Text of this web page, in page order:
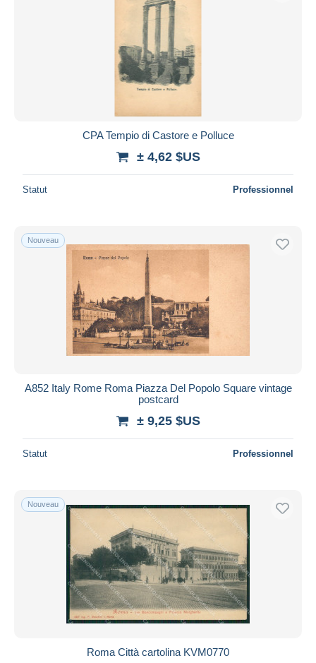
CPA Tempio di Castore e Polluce
± 4,62 $US
Statut Professionnel
Nouveau
A852 Italy Rome Roma Piazza Del Popolo Square vintage
postcard
± 9,25 $US
Statut Professionnel
Nouveau
Roma Città cartolina KVM0770